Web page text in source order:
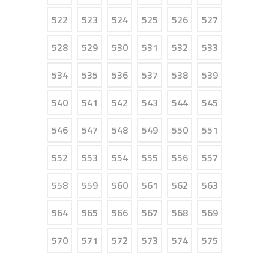
522
523 524 525 526
527
528
529 530 531 532
533
534
535 536 537 538
539
540
541 542 543 544
545
546
547 548 549 550
551
552
553 554 555 556
557
558
559 560 561 562
563
564
565 566 567 568
569
570
571 572 573 574
575